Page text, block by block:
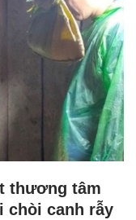
thương tâm
chòi canh rẫy